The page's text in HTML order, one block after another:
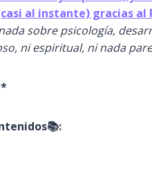
al instante) gracias al
sobre psicología,
ni espiritual, ni nada